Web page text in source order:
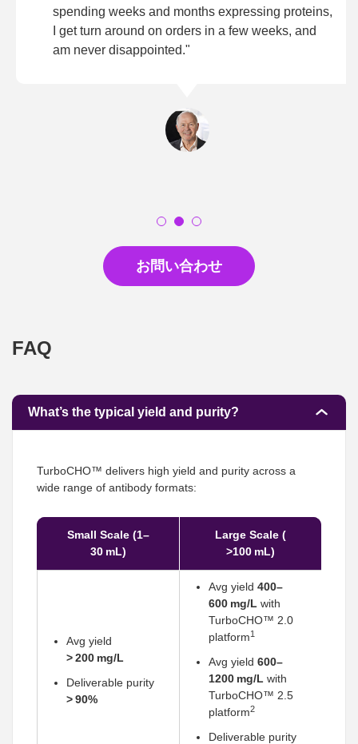
spending weeks and months expressing proteins,
I get turn around on orders in a few weeks, and
am never disappointed."
お問い合わせ
FAQ
What’s the typical yield and purity?
TurboCHO™ delivers high yield and purity across a
wide range of antibody formats:
Small Scale (1–
30 mL)
Large Scale (
>100 mL)
Avg yield
> 200 mg/L
Deliverable purity
> 90%
Avg yield 400–
600 mg/L with
TurboCHO™ 2.0
platform1
Avg yield 600–
1200 mg/L with
TurboCHO™ 2.5
platform2
Deliverable purity